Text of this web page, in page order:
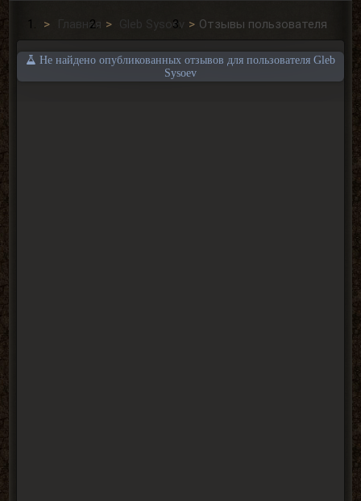
Главная Gleb Sysoev Отзывы пользователя
Не найдено опубликованных отзывов для пользователя Gleb
Sysoev